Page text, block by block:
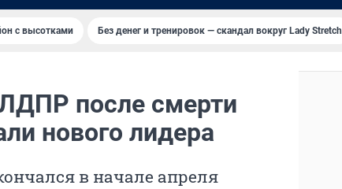
с высотками Без денег и тренировок — скандал вокруг Lady Stretch
после смерти
нового лидера
в начале апреля